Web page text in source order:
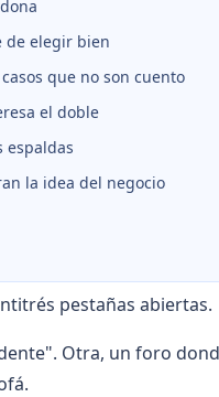
de elegir bien
que no son cuento
el doble
espaldas
la idea del negocio
pestañas abiertas.
Otra, un foro